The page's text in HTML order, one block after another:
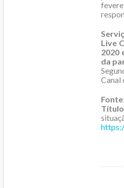
Live
2020
da
Canal
Fonte